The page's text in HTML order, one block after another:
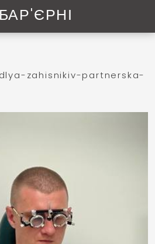
zahisnikiv-partnerska-